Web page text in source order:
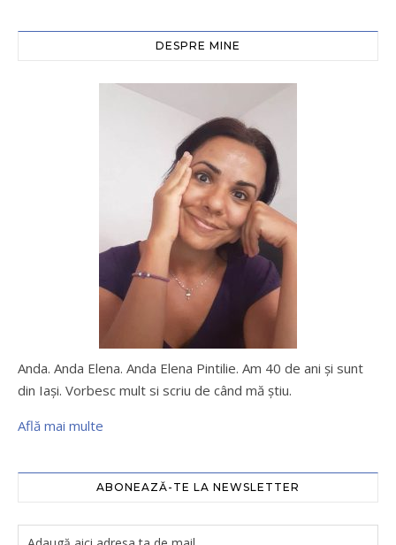
DESPRE MINE
Anda. Anda Elena. Anda Elena Pintilie. Am 40 de ani şi sunt
din Iaşi. Vorbesc mult si scriu de când mă ştiu.
Află mai multe
ABONEAZĂ-TE LA NEWSLETTER